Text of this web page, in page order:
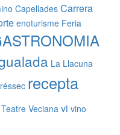
Capellades Carrera
enoturisme Feria
La Llacuna
recepta
Teatre Veciana vi vino